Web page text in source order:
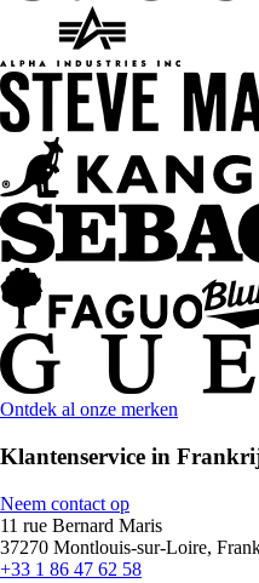
Ontdek al onze merken
Klantenservice in
Neem contact op
11 rue Bernard Maris
37270 Montlouis-sur-Loire,
+33 1 86 47 62 58